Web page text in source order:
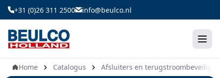
Ga
naar
de
inhoud
+31 (0)26 311 2500 info@beulco.nl
Home Catalogus Afsluiters en